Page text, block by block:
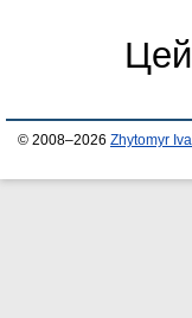
© 2008–2026 Zhytomyr